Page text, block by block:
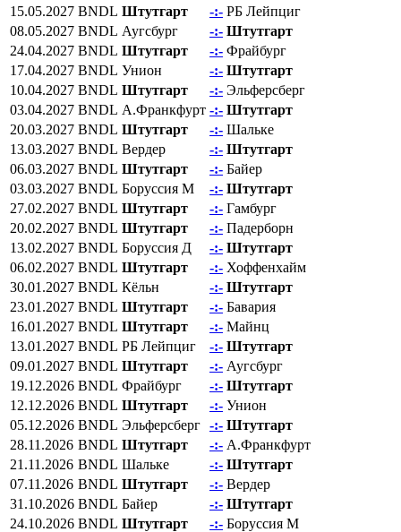
15.05.2027 BNDL Штутгарт -:- РБ Лейпциг
08.05.2027 BNDL Аугсбург -:- Штутгарт
24.04.2027 BNDL Штутгарт -:- Фрайбург
17.04.2027 BNDL Унион -:- Штутгарт
10.04.2027 BNDL Штутгарт -:- Эльферсберг
03.04.2027 BNDL А.Франкфурт -:- Штутгарт
20.03.2027 BNDL Штутгарт -:- Шальке
13.03.2027 BNDL Вердер -:- Штутгарт
06.03.2027 BNDL Штутгарт -:- Байер
03.03.2027 BNDL Боруссия М -:- Штутгарт
27.02.2027 BNDL Штутгарт -:- Гамбург
20.02.2027 BNDL Штутгарт -:- Падерборн
13.02.2027 BNDL Боруссия Д -:- Штутгарт
06.02.2027 BNDL Штутгарт -:- Хоффенхайм
30.01.2027 BNDL Кёльн -:- Штутгарт
23.01.2027 BNDL Штутгарт -:- Бавария
16.01.2027 BNDL Штутгарт -:- Майнц
13.01.2027 BNDL РБ Лейпциг -:- Штутгарт
09.01.2027 BNDL Штутгарт -:- Аугсбург
19.12.2026 BNDL Фрайбург -:- Штутгарт
12.12.2026 BNDL Штутгарт -:- Унион
05.12.2026 BNDL Эльферсберг -:- Штутгарт
28.11.2026 BNDL Штутгарт -:- А.Франкфурт
21.11.2026 BNDL Шальке -:- Штутгарт
07.11.2026 BNDL Штутгарт -:- Вердер
31.10.2026 BNDL Байер -:- Штутгарт
24.10.2026 BNDL Штутгарт -:- Боруссия М